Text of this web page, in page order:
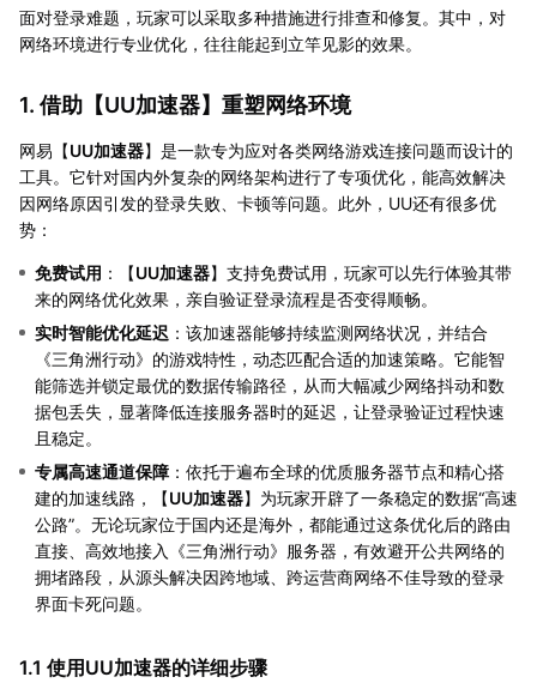
面对登录难题，玩家可以采取多种措施进行排查和修复。其中，对
网络环境进行专业优化，往往能起到立竿见影的效果。
1. 借助【UU加速器】重塑网络环境
网易【UU加速器】是一款专为应对各类网络游戏连接问题而设计的
工具。它针对国内外复杂的网络架构进行了专项优化，能高效解决
因网络原因引发的登录失败、卡顿等问题。此外，UU还有很多优
势：
免费试用 ：【UU加速器】支持免费试用，玩家可以先行体验其带
来的网络优化效果，亲自验证登录流程是否变得顺畅。
实时智能优化延迟 ：该加速器能够持续监测网络状况，并结合
《三角洲行动》的游戏特性，动态匹配合适的加速策略。它能智
能筛选并锁定最优的数据传输路径，从而大幅减少网络抖动和数
据包丢失，显著降低连接服务器时的延迟，让登录验证过程快速
且稳定。
专属高速通道保障 ：依托于遍布全球的优质服务器节点和精心搭
建的加速线路，【UU加速器】为玩家开辟了一条稳定的数据“高速
公路”。无论玩家位于国内还是海外，都能通过这条优化后的路由
直接、高效地接入《三角洲行动》服务器，有效避开公共网络的
拥堵路段，从源头解决因跨地域、跨运营商网络不佳导致的登录
界面卡死问题。
1.1 使用UU加速器的详细步骤